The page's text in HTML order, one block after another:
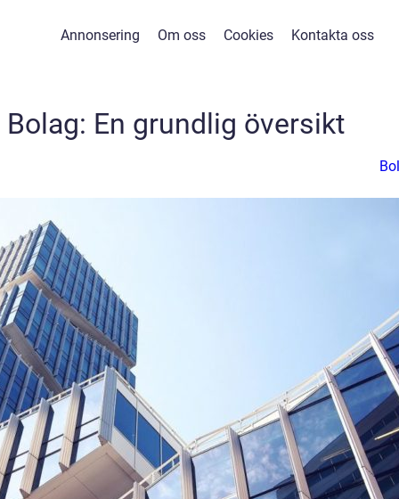
Annonsering Om oss Cookies Kontakta oss
En grundlig översikt